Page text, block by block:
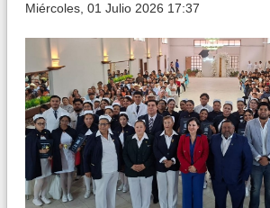
Miércoles, 01 Julio 2026 17:37